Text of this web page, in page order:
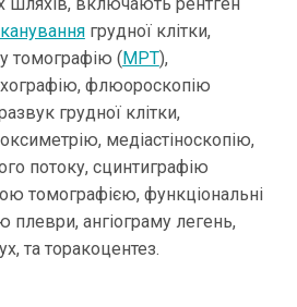
грудної клітки,
томографію (МРТ),
флюороскопію
грудної клітки,
медіастіноскопію,
потоку, сцинтиграфію
томографією, функціональні
плеври, ангіограму легень,
та торакоцентез.